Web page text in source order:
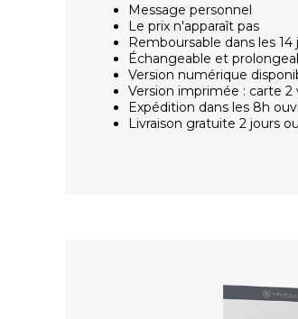
Message personnel
Le prix n'apparaît pas
Remboursable dans les
Échangeable et
Version numérique
Version imprimée : carte
Expédition dans les 8h
Livraison gratuite 2 jours